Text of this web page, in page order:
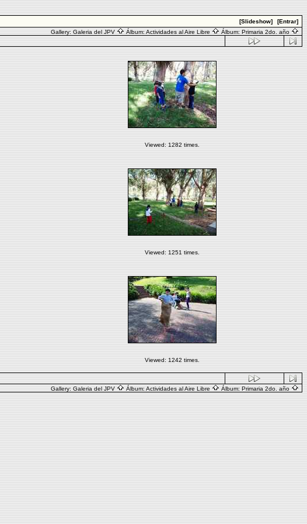
[Slideshow]
[Entrar]
Gallery: Galeria del JPV Álbum: Actividades al Aire Libre Álbum: Primaria 2do. año
Viewed: 1282 times.
Viewed: 1251 times.
Viewed: 1242 times.
Gallery: Galeria del JPV Álbum: Actividades al Aire Libre Álbum: Primaria 2do. año